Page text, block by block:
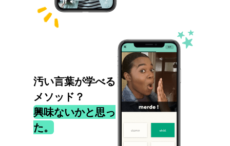
汚い言葉が学べる
メソッド？
興味ないかと思っ
た。